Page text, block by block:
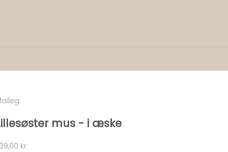
mus - i æske
kr